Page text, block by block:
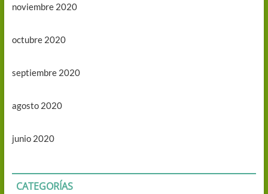
noviembre 2020
octubre 2020
septiembre 2020
agosto 2020
junio 2020
CATEGORÍAS